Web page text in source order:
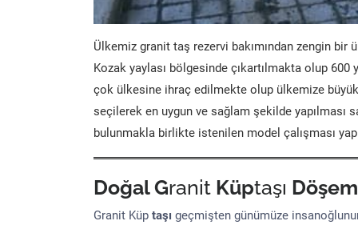
Ülkemiz granit taş rezervi bakımından zengin bir
Kozak yaylası bölgesinde çıkartılmakta olup
çok ülkesine ihraç edilmekte olup ülkemize
seçilerek en uygun ve sağlam şekilde yapılması
bulunmakla birlikte istenilen model çalışması
Doğal Granit Küptaşı
Granit Küp taşı geçmişten günümüze